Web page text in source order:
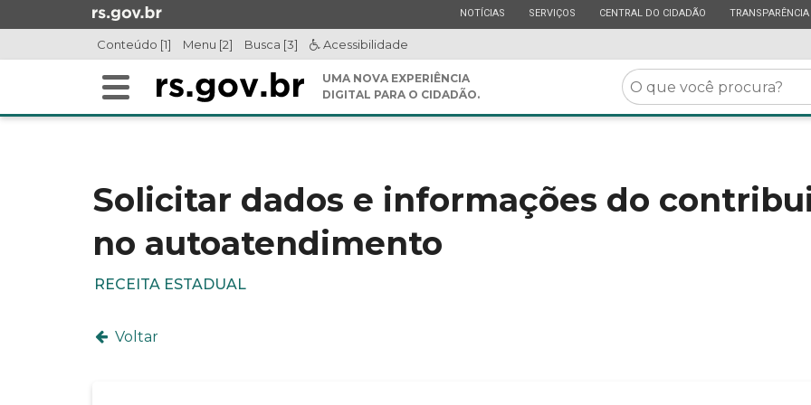
para
para
ESTADO
NOTÍCIAS ESTADO
SERVIÇOS ESTADO
CENTRAL DO CIDADÃO ESTADO
TRANSPARÊNCIA
Conteúdo [1] Menu [2] Busca [3] Acessibilidade
Alterna
UMA NOVA EXPERIÊNCIA
DIGITAL PARA O CIDADÃO.
O
que
você
Solicitar dados e informações do
no autoatendimento
RECEITA ESTADUAL
Voltar